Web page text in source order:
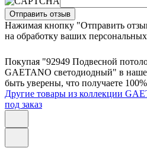
Отправить отзыв
Нажимая кнопку "Отправить
на обработку ваших
Покупая "92949 Подвесной
GAETANO светодиодный" в
быть уверены, что получаете
Другие товары из коллекции
под заказ